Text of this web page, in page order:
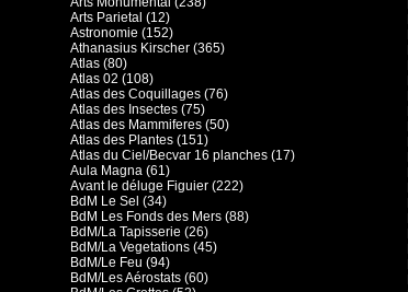
Arts Parietal (12)
Astronomie (152)
Athanasius Kirscher (365)
Atlas (80)
Atlas 02 (108)
Atlas des Coquillages (76)
Atlas des Insectes (75)
Atlas des Mammiferes (50)
Atlas des Plantes (151)
Atlas du Ciel/Becvar 16 planches (17)
Aula Magna (61)
Avant le déluge Figuier (222)
BdM Le Sel (34)
BdM Les Fonds des Mers (88)
BdM/La Tapisserie (26)
BdM/La Vegetations (45)
BdM/Le Feu (94)
BdM/Les Aérostats (60)